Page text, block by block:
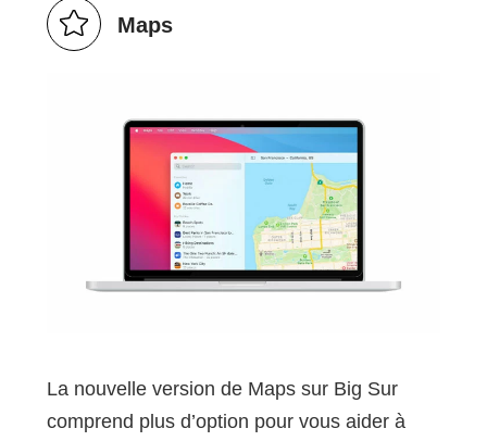
Maps
La nouvelle version de Maps sur Big Sur
comprend plus d’option pour vous aider à